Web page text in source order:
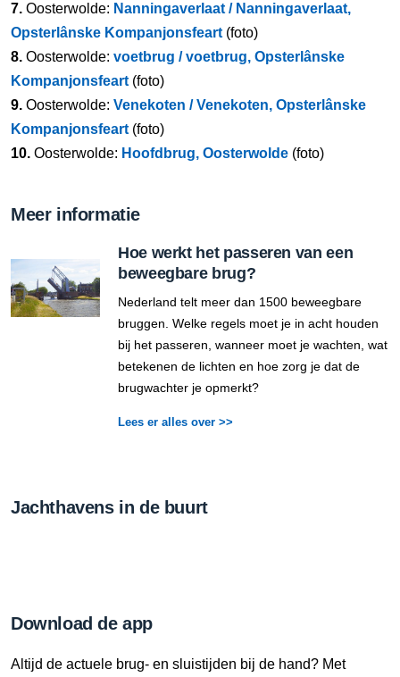
7. Oosterwolde: Nanningaverlaat / Nanningaverlaat,
Opsterlânske Kompanjonsfeart (foto)
8. Oosterwolde: voetbrug / voetbrug, Opsterlânske
Kompanjonsfeart (foto)
9. Oosterwolde: Venekoten / Venekoten, Opsterlânske
Kompanjonsfeart (foto)
10. Oosterwolde: Hoofdbrug, Oosterwolde (foto)
Meer informatie
Hoe werkt het passeren van een
beweegbare brug?
Nederland telt meer dan 1500 beweegbare
bruggen. Welke regels moet je in acht houden
bij het passeren, wanneer moet je wachten, wat
betekenen de lichten en hoe zorg je dat de
brugwachter je opmerkt?
Lees er alles over >>
Jachthavens in de buurt
Download de app
Altijd de actuele brug- en sluistijden bij de hand? Met